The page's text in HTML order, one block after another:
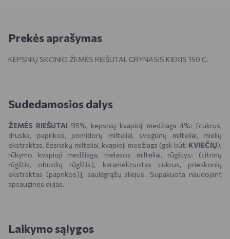
Prekės aprašymas
KEPSNIŲ SKONIO ŽEMĖS RIEŠUTAI. GRYNASIS KIEKIS 150 G.
Sudedamosios dalys
ŽEMĖS RIEŠUTAI 95%, kepsnių kvapioji medžiaga 4%: [cukrus,
druska, paprikos, pomidorų milteliai, svogūnų milteliai, mielių
ekstraktas, česnakų milteliai, kvapioji medžiaga (gali būti KVIEČIŲ),
rūkymo kvapioji medžiaga, melasos milteliai, rūgštys: (citrinų
rūgštis, obuolių rūgštis), karamelizuotas cukrus, prieskonių
ekstraktas (paprikos)], saulėgrąžų aliejus. Supakuota naudojant
apsaugines dujas.
Laikymo sąlygos